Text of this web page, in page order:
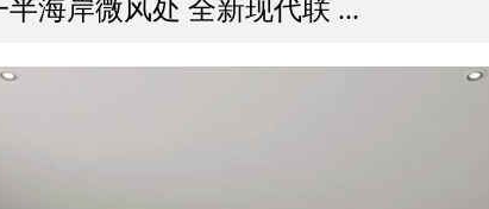
海岸微风处 全新现代联 ...